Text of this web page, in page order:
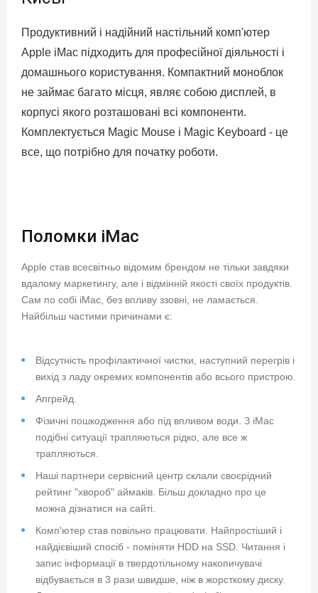
Продуктивний і надійний настільний комп'ютер
Apple iMac підходить для професійної діяльності і
домашнього користування. Компактний моноблок
не займає багато місця, являє собою дисплей, в
корпусі якого розташовані всі компоненти.
Комплектується Magic Mouse і Magic Keyboard - це
все, що потрібно для початку роботи.
Поломки iMac
Apple став всесвітньо відомим брендом не тільки завдяки
вдалому маркетингу, але і відмінній якості своїх продуктів.
Сам по собі iMac, без впливу ззовні, не ламається.
Найбільш частими причинами є:
Відсутність профілактичної чистки, наступний перегрів і
вихід з ладу окремих компонентів або всього пристрою.
Апгрейд.
Фізичні пошкодження або під впливом води. З iMac
подібні ситуації трапляються рідко, але все ж
трапляються.
Наші партнери сервісний центр склали своєрідний
рейтинг "хвороб" аймаків. Більш докладно про це
можна дізнатися на сайті.
Комп'ютер став повільно працювати. Найпростіший і
найдієвіший спосіб - поміняти HDD на SSD. Читання і
запис інформації в твердотільному накопичувачі
відбувається в 3 рази швидше, ніж в жорсткому диску.